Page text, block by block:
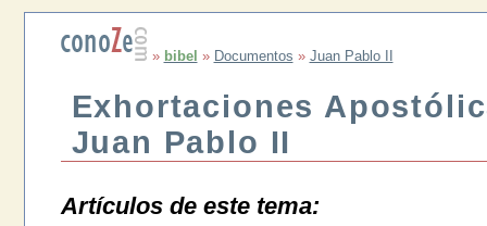
» bibel » Documentos » Juan Pablo II
Exhortaciones
Juan Pablo II
Artículos de este tema: